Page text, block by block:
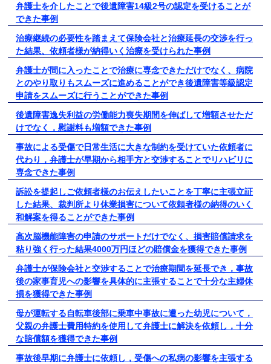
弁護士を介したことで後遺障害14級2号の認定を受けることが
できた事例
治療継続の必要性を踏まえて保険会社と治療延長の交渉を行っ
た結果、依頼者様が納得いく治療を受けられた事例
弁護士が間に入ったことで治療に専念できただけでなく、病院
とのやり取りもスムーズに進めることができ後遺障害等級認定
申請をスムーズに行うことができた事例
後遺障害逸失利益の労働能力喪失期間を伸ばして増額させただ
けでなく，慰謝料も増額できた事例
事故による受傷で日常生活に大きな制約を受けていた依頼者に
代わり，弁護士が早期から相手方と交渉することでリハビリに
専念できた事例
訴訟を提起しご依頼者様のお伝えしたいことを丁寧に主張立証
した結果、裁判所より休業損害について依頼者様の納得のいく
和解案を得ることができた事例
高次脳機能障害の申請のサポートだけでなく、損害賠償請求を
粘り強く行った結果4000万円ほどの賠償金を獲得できた事例
弁護士が保険会社と交渉することで治療期間を延長でき，事故
後の家事育児への影響を具体的に主張することで十分な主婦休
損を獲得できた事例
母が運転する自転車後部に乗車中事故に遭った幼児について，
父親の弁護士費用特約を使用して弁護士に解決を依頼し，十分
な賠償額を獲得できた事例
事故後早期に弁護士に依頼し，受傷への私病の影響を主張する